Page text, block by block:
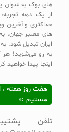
های بوک به عنوان
از یک دهه
حداکثری و آخرین
های معتبر جهان،
ایران تبدیل شود.
به رو می‌شوید! هر
اینجا پیدا خواهید
هستیم ☺